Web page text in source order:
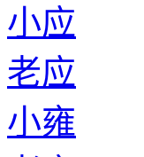
小应
老应
小雍